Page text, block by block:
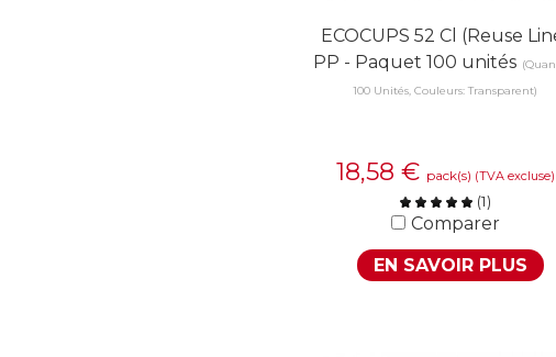
ECOCUPS 52 Cl (Reuse
PP - Paquet 100 unités
100 Unités, Couleurs: Transparent)
18,58 € pack(s) (TVA excluse)
(1)
Comparer
EN SAVOIR PLUS